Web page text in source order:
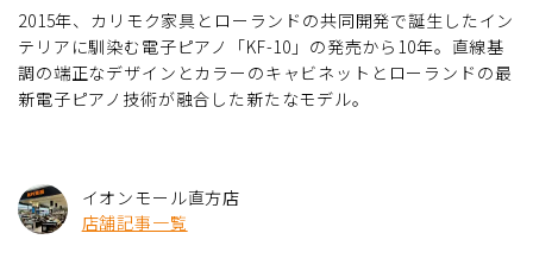
2015年、カリモク家具とローランドの共同開発で誕生したイン
テリアに馴染む電子ピアノ「KF-10」の発売から10年。直線基
調の端正なデザインとカラーのキャビネットとローランドの最
新電子ピアノ技術が融合した新たなモデル。
イオンモール直方店
店舗記事一覧